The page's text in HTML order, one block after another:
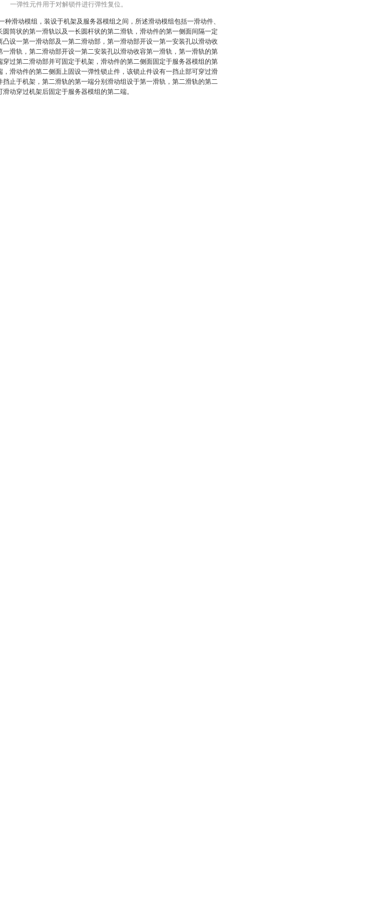
一弹性元件用于对解锁件进行弹性复位。
种滑动模组，装设于机架及服务器模组之间，所述滑动模组包括一滑动件、
圆筒状的第一滑轨以及一长圆杆状的第二滑轨，滑动件的第一侧面间隔一定
凸设一第一滑动部及一第二滑动部，第一滑动部开设一第一安装孔以滑动收
一滑轨，第二滑动部开设一第二安装孔以滑动收容第一滑轨，第一滑轨的第
穿过第二滑动部并可固定于机架，滑动件的第二侧面固定于服务器模组的第
，滑动件的第二侧面上固设一弹性锁止件，该锁止件设有一挡止部可穿过滑
挡止于机架，第二滑轨的第一端分别滑动组设于第一滑轨，第二滑轨的第二
滑动穿过机架后固定于服务器模组的第二端。